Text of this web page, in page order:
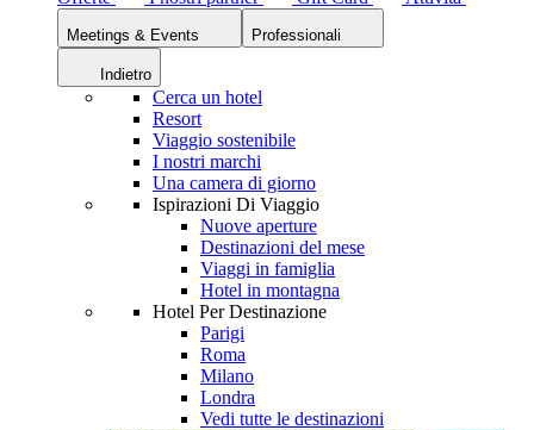
Meetings & Events Professionali
Indietro
Cerca un hotel
Resort
Viaggio sostenibile
I nostri marchi
Una camera di giorno
Ispirazioni Di Viaggio
Nuove aperture
Destinazioni del mese
Viaggi in famiglia
Hotel in montagna
Hotel Per Destinazione
Parigi
Roma
Milano
Londra
Vedi tutte le destinazioni